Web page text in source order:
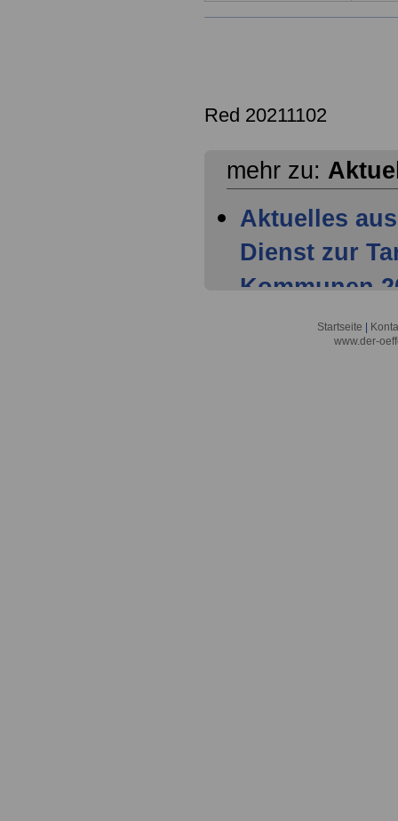
Red 20211102
mehr zu:
Aktuelles
Dienst zur
Kommunen
Mitglieder
Startseite
www.der-